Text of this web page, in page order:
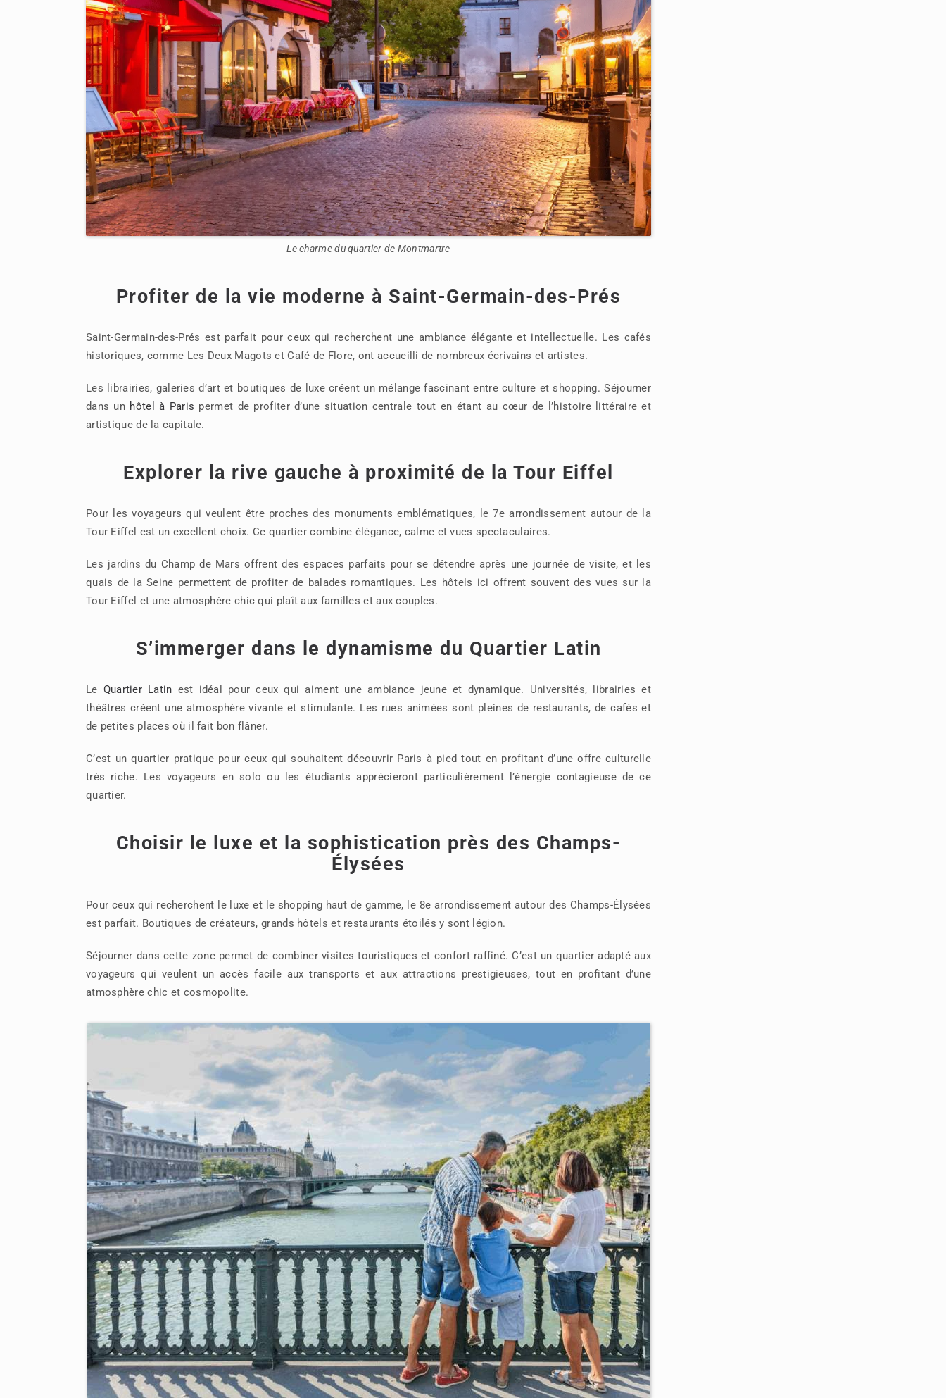
Le charme du quartier de Montmartre
Profiter de la vie moderne à Saint-Germain-des-Prés
Saint-Germain-des-Prés est parfait pour ceux qui recherchent une ambiance élégante et intellectuelle. Les cafés
historiques, comme Les Deux Magots et Café de Flore, ont accueilli de nombreux écrivains et artistes.
Les librairies, galeries d’art et boutiques de luxe créent un mélange fascinant entre culture et shopping. Séjourner
dans un hôtel à Paris permet de profiter d’une situation centrale tout en étant au cœur de l’histoire littéraire et
artistique de la capitale.
Explorer la rive gauche à proximité de la Tour Eiffel
Pour les voyageurs qui veulent être proches des monuments emblématiques, le 7e arrondissement autour de la
Tour Eiffel est un excellent choix. Ce quartier combine élégance, calme et vues spectaculaires.
Les jardins du Champ de Mars offrent des espaces parfaits pour se détendre après une journée de visite, et les
quais de la Seine permettent de profiter de balades romantiques. Les hôtels ici offrent souvent des vues sur la
Tour Eiffel et une atmosphère chic qui plaît aux familles et aux couples.
S’immerger dans le dynamisme du Quartier Latin
Le Quartier Latin est idéal pour ceux qui aiment une ambiance jeune et dynamique. Universités, librairies et
théâtres créent une atmosphère vivante et stimulante. Les rues animées sont pleines de restaurants, de cafés et
de petites places où il fait bon flâner.
C’est un quartier pratique pour ceux qui souhaitent découvrir Paris à pied tout en profitant d’une offre culturelle
très riche. Les voyageurs en solo ou les étudiants apprécieront particulièrement l’énergie contagieuse de ce
quartier.
Choisir le luxe et la sophistication près des Champs-
Élysées
Pour ceux qui recherchent le luxe et le shopping haut de gamme, le 8e arrondissement autour des Champs-Élysées
est parfait. Boutiques de créateurs, grands hôtels et restaurants étoilés y sont légion.
Séjourner dans cette zone permet de combiner visites touristiques et confort raffiné. C’est un quartier adapté aux
voyageurs qui veulent un accès facile aux transports et aux attractions prestigieuses, tout en profitant d’une
atmosphère chic et cosmopolite.